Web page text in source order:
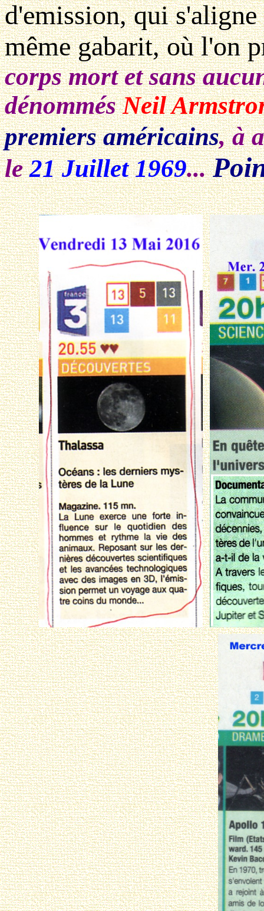
d'emission, qui s'aligne
même gabarit, où l'on
corps mort et sans
dénommésNeil
premiers américains, à
le21 Juillet 1969...